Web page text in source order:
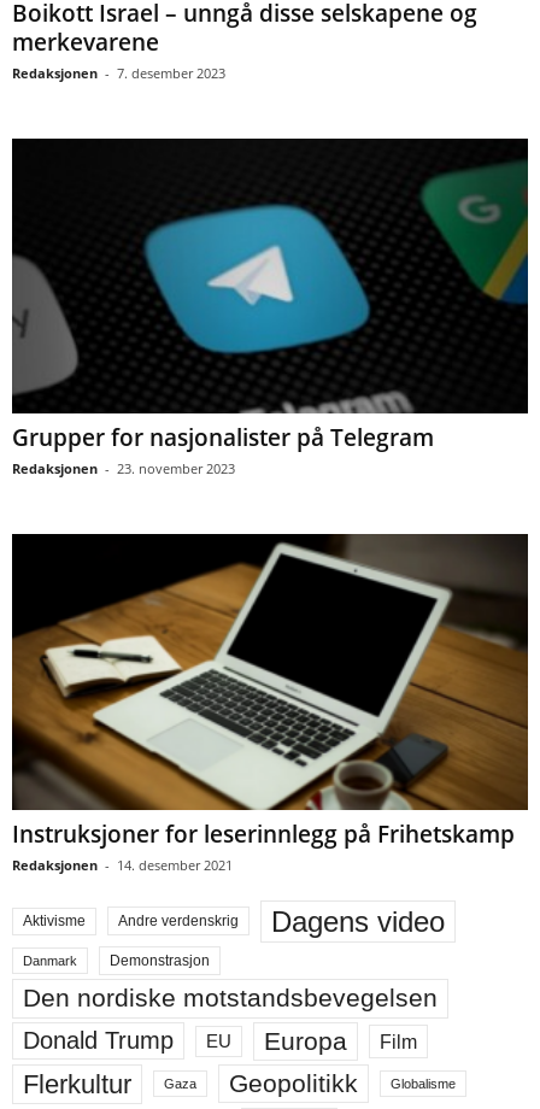
Boikott Israel – unngå disse selskapene og
merkevarene
Redaksjonen - 7. desember 2023
Grupper for nasjonalister på Telegram
Redaksjonen - 23. november 2023
Instruksjoner for leserinnlegg på Frihetskamp
Redaksjonen - 14. desember 2021
Aktivisme Andre verdenskrig Dagens video
Danmark Demonstrasjon
Den nordiske motstandsbevegelsen
Donald Trump EU Europa Film
Flerkultur Gaza Geopolitikk Globalisme